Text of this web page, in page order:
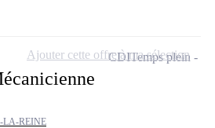
LA-REINE
CDITemps plein
Ajouter cette offre à ma sélection